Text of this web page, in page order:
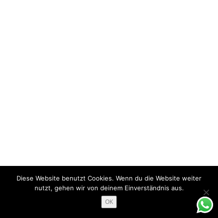
Diese Website benutzt Cookies. Wenn du die Website weiter
nutzt, gehen wir von deinem Einverständnis aus.
OK